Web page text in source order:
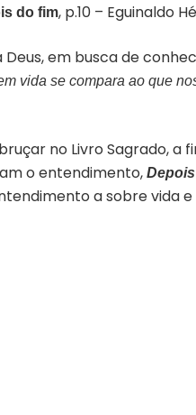
do fim, p.10 – Eguinaldo
em busca de
vida se compara ao que
no Livro Sagrado, a
o entendimento,
a sobre vida